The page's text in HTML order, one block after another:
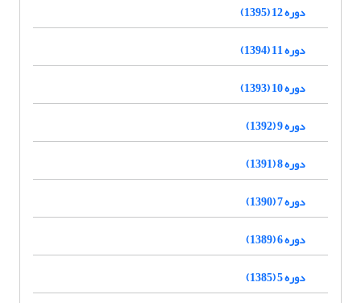
دوره 12 (1395)
دوره 11 (1394)
دوره 10 (1393)
دوره 9 (1392)
دوره 8 (1391)
دوره 7 (1390)
دوره 6 (1389)
دوره 5 (1385)